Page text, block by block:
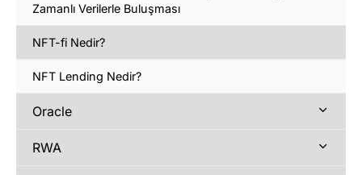
Zamanlı Verilerle Buluşması
NFT-fi Nedir?
NFT Lending Nedir?
Oracle
RWA